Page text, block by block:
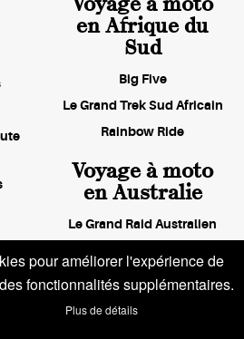
en Afrique du
Sud
Big Five
Le Grand Trek Sud Africain
Rainbow Ride
Voyage à moto
en Australie
Le Grand Raid Australien
Aussie & Tassie
Voyage à moto
pour améliorer l'expérience de
fonctionnalités supplémentaires.
Plus de détails